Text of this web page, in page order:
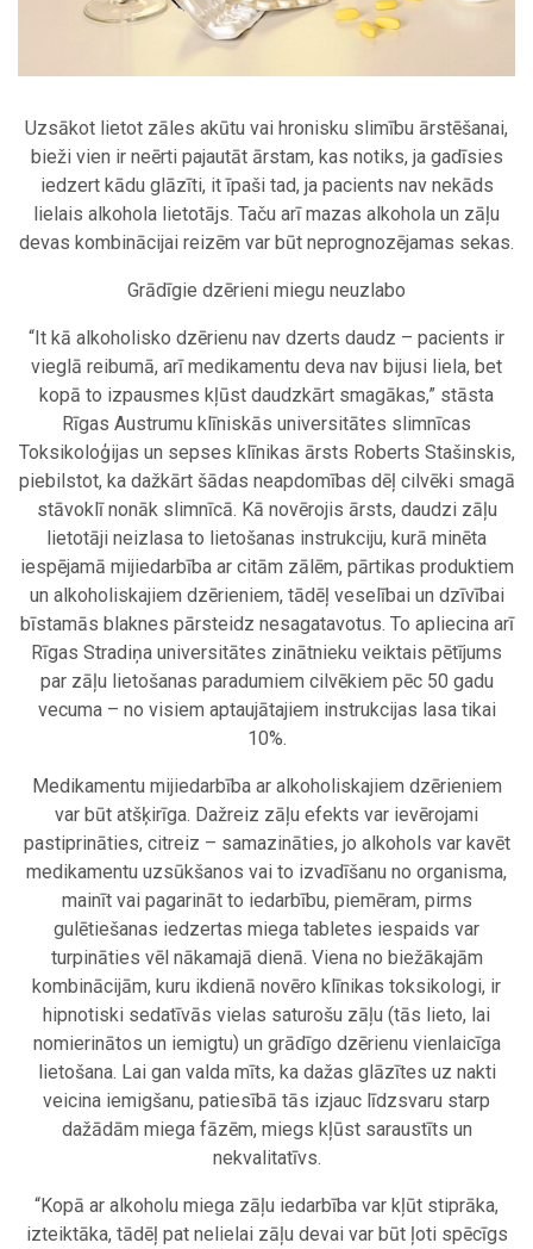
Uzsākot lietot zāles akūtu vai hronisku slimību ārstēšanai,
bieži vien ir neērti pajautāt ārstam, kas notiks, ja gadīsies
iedzert kādu glāzīti, it īpaši tad, ja pacients nav nekāds
lielais alkohola lietotājs. Taču arī mazas alkohola un zāļu
devas kombinācijai reizēm var būt neprognozējamas sekas.
Grādīgie dzērieni miegu neuzlabo
“It kā alkoholisko dzērienu nav dzerts daudz – pacients ir
vieglā reibumā, arī medikamentu deva nav bijusi liela, bet
kopā to izpausmes kļūst daudzkārt smagākas,” stāsta
Rīgas Austrumu klīniskās universitātes slimnīcas
Toksikoloģijas un sepses klīnikas ārsts Roberts Stašinskis,
piebilstot, ka dažkārt šādas neapdomības dēļ cilvēki smagā
stāvoklī nonāk slimnīcā. Kā novērojis ārsts, daudzi zāļu
lietotāji neizlasa to lietošanas instrukciju, kurā minēta
iespējamā mijiedarbība ar citām zālēm, pārtikas produktiem
un alkoholiskajiem dzērieniem, tādēļ veselībai un dzīvībai
bīstamās blaknes pārsteidz nesagatavotus. To apliecina arī
Rīgas Stradiņa universitātes zinātnieku veiktais pētījums
par zāļu lietošanas paradumiem cilvēkiem pēc 50 gadu
vecuma – no visiem aptaujātajiem instrukcijas lasa tikai
10%.
Medikamentu mijiedarbība ar alkoholiskajiem dzērieniem
var būt atšķirīga. Dažreiz zāļu efekts var ievērojami
pastiprināties, citreiz – samazināties, jo alkohols var kavēt
medikamentu uzsūkšanos vai to izvadīšanu no organisma,
mainīt vai pagarināt to iedarbību, piemēram, pirms
gulētiešanas iedzertas miega tabletes iespaids var
turpināties vēl nākamajā dienā. Viena no biežākajām
kombinācijām, kuru ikdienā novēro klīnikas toksikologi, ir
hipnotiski sedatīvās vielas saturošu zāļu (tās lieto, lai
nomierinātos un iemigtu) un grādīgo dzērienu vienlaicīga
lietošana. Lai gan valda mīts, ka dažas glāzītes uz nakti
veicina iemigšanu, patiesībā tās izjauc līdzsvaru starp
dažādām miega fāzēm, miegs kļūst saraustīts un
nekvalitatīvs.
“Kopā ar alkoholu miega zāļu iedarbība var kļūt stiprāka,
izteiktāka, tādēļ pat nelielai zāļu devai var būt ļoti spēcīgs